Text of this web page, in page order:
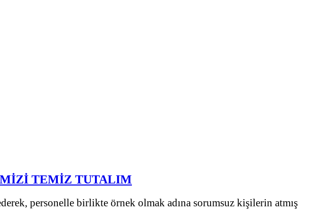
TEMİZ TUTALIM
personelle birlikte örnek olmak adına sorumsuz kişilerin atmış